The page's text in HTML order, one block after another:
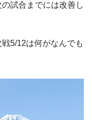
試合までには改善し
5/12は何がなんでも